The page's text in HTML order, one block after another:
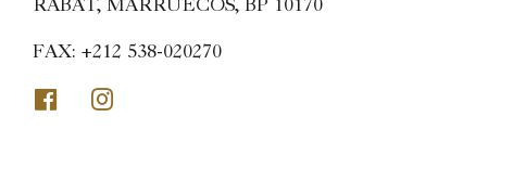
RABAT, MARRUECOS, BP 10170
FAX: +212 538-020270
Facebook